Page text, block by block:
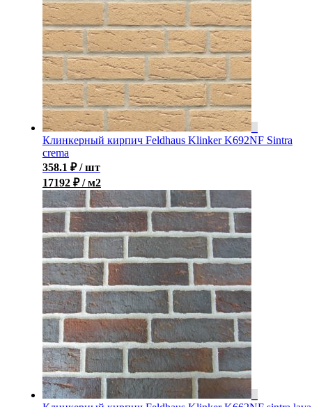
Клинкерный кирпич Feldhaus Klinker K692NF Sintra
crema
358.1 ₽ / шт
17192 ₽ / м2